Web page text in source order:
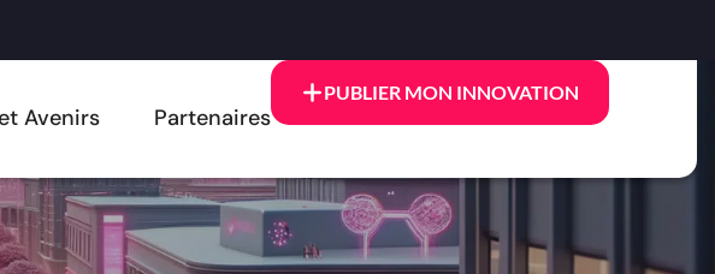
Avenirs Partenaires
PUBLIER MON INNOVATION